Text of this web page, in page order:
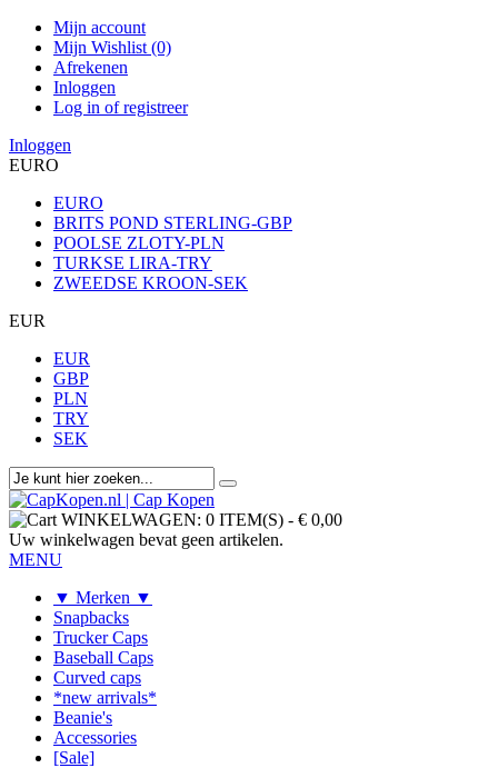
Mijn account
Mijn Wishlist (0)
Afrekenen
Inloggen
Log in of registreer
Inloggen
EURO
EURO
BRITS POND STERLING-GBP
POOLSE ZLOTY-PLN
TURKSE LIRA-TRY
ZWEEDSE KROON-SEK
EUR
EUR
GBP
PLN
TRY
SEK
WINKELWAGEN: 0 ITEM(S) - € 0,00
Uw winkelwagen bevat geen artikelen.
MENU
▼ Merken ▼
Snapbacks
Trucker Caps
Baseball Caps
Curved caps
*new arrivals*
Beanie's
Accessories
[Sale]